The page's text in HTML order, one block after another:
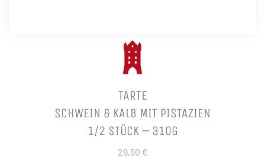
TARTE
SCHWEIN & KALB MIT PISTAZIEN
1/2 STÜCK – 310G
29,50 €